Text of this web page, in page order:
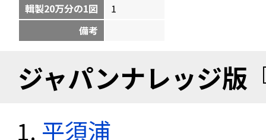
輯製20万分の1図
1
備考
ジャパンナレッジ版
平須浦